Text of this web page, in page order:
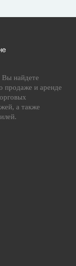
Вы найдете
продаже и аренде
а также